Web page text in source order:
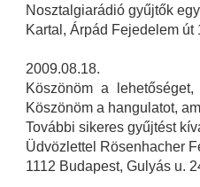
Nosztalgiarádió gyűjtők
Kartal, Árpád Fejedelem út
2009.08.18.
Köszönöm a
Köszönöm a hangulatot,
További sikeres gyűjtést
Üdvözlettel Rösenhacher
1112 Budapest, Gulyás u.